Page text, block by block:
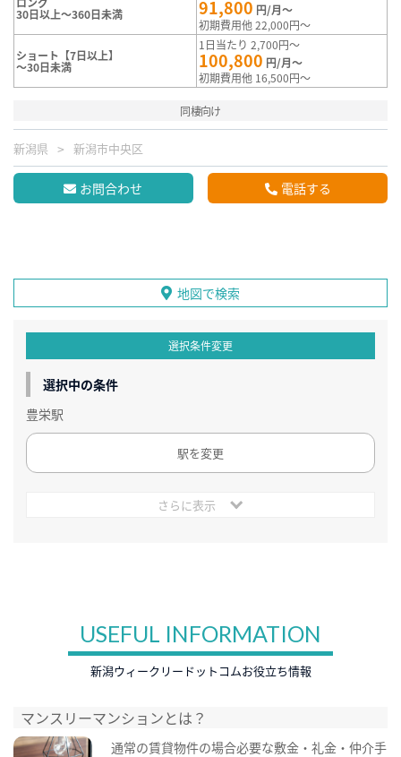
30日以上～360日未満 91,800 円/月～
初期費用他 22,000円～
ショート【7日以上】
～30日未満
1日当たり 2,700円～
100,800 円/月～
初期費用他 16,500円～
同棲向け
新潟県 新潟市中央区
お問合わせ 電話する
地図で検索
選択条件変更
選択中の条件
豊栄駅
駅を変更
さらに表示
USEFUL INFORMATION
新潟ウィークリードットコムお役立ち情報
マンスリーマンションとは？
通常の賃貸物件の場合必要な敷金・礼金・仲介手